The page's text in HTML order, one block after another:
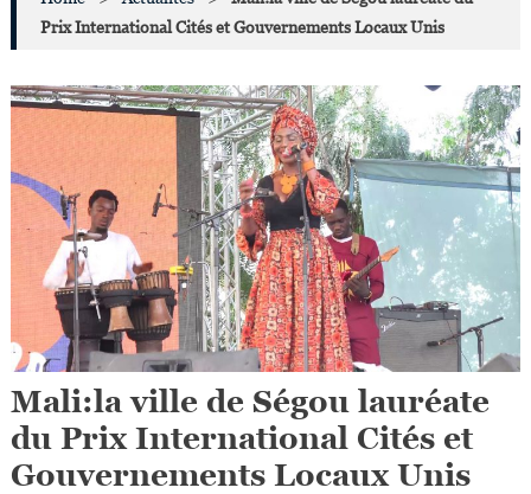
Prix International Cités et Gouvernements Locaux Unis
Mali:la ville de Ségou lauréate
du Prix International Cités et
Gouvernements Locaux Unis